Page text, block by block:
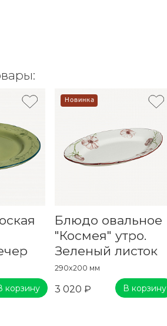
корзину
Новинка
Блюдо овальное
"Космея" утро.
Зеленый листок
290x200 мм
3 020 ₽ В корзину